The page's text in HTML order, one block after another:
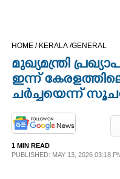
OPINION
PHOTOS
LIFESTYLE
HOME / KERALA /GENERAL
മുഖ്യമന്ത്രി
ഇന്ന്
ചർച്ചയെന്ന്
1 MIN READ
PUBLISHED: MAY 13, 2026 03:18